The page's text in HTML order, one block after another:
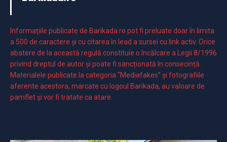
Informaţiile publicate de Barikada.ro pot fi preluate doar în limita
a 500 de caractere şi cu citarea în lead a sursei cu link activ. Orice
abatere de la această regulă constituie o încălcare a Legii 8/1996
privind dreptul de autor și poate fi sancționată în consecință.
Materialele publicate la categoria ”Mediafakes” și fotografiile
aferente acestora, marcate cu logoul Barikada, au valoare de
pamflet și vor fi tratate ca atare.